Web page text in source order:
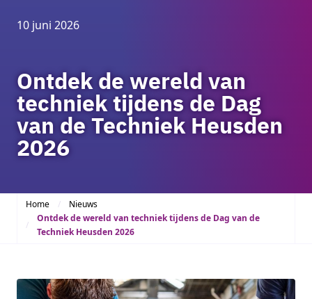
10 juni 2026
Ontdek de wereld van
techniek tijdens de Dag
van de Techniek Heusden
2026
Home
Nieuws
Ontdek de wereld van techniek tijdens de Dag van de
Techniek Heusden 2026